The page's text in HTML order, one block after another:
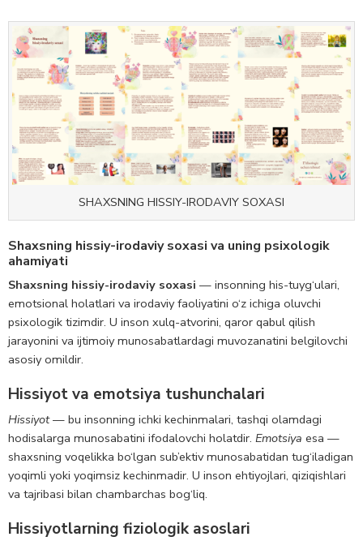
SHAXSNING HISSIY-IRODAVIY SOXASI
Shaxsning hissiy-irodaviy soxasi va uning psixologik
ahamiyati
Shaxsning hissiy-irodaviy soxasi — insonning his-tuyg‘ulari,
emotsional holatlari va irodaviy faoliyatini o‘z ichiga oluvchi
psixologik tizimdir. U inson xulq-atvorini, qaror qabul qilish
jarayonini va ijtimoiy munosabatlardagi muvozanatini belgilovchi
asosiy omildir.
Hissiyot va emotsiya tushunchalari
Hissiyot— bu insonning ichki kechinmalari, tashqi olamdagi
hodisalarga munosabatini ifodalovchi holatdir. Emotsiya esa —
shaxsning voqelikka bo‘lgan sub’ektiv munosabatidan tug‘iladigan
yoqimli yoki yoqimsiz kechinmadir. U inson ehtiyojlari, qiziqishlari
va tajribasi bilan chambarchas bog‘liq.
Hissiyotlarning fiziologik asoslari